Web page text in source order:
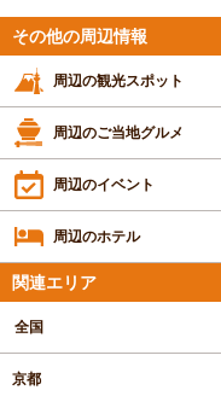
体験した高評価プラン
ふたつのカケラ
町家で陶器のカ
と、親子で、カ
アクセス◎
※最新のプラン内容はクチコミ投稿時
予約時は必ずプラン詳細をご確認く
その他の周辺情報
周辺の観光スポット
周辺のご当地グルメ
周辺のイベント
周辺のホテル
関連エリア
全国
京都